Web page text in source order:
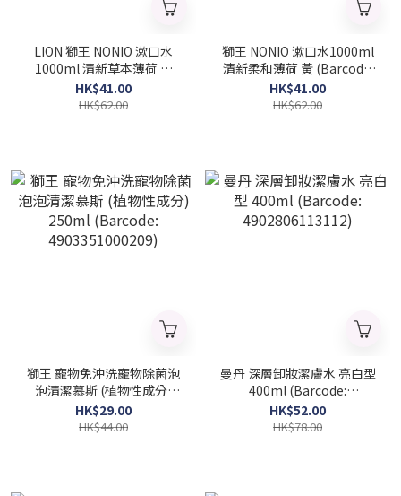
LION 獅王 NONIO 漱口水
1000ml 清新草本薄荷 藍
(Barcode: 4903301291923)
HK$41.00
HK$62.00
獅王 NONIO 漱口水1000ml
清新柔和薄荷 黃 (Barcode:
4903301291947)
HK$41.00
HK$62.00
獅王 寵物免沖洗寵物除菌泡
泡清潔慕斯 (植物性成分)
250ml (Barcode:
4903351000209)
HK$29.00
HK$44.00
曼丹 深層卸妝潔膚水 亮白型
400ml (Barcode:
4902806113112)
HK$52.00
HK$78.00